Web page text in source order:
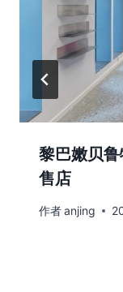
黎巴嫩贝
售店
作者anjing